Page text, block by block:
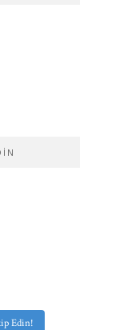
Edin!